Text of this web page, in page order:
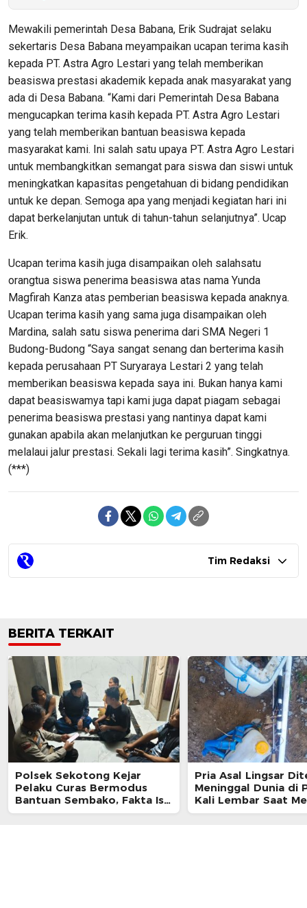
Mewakili pemerintah Desa Babana, Erik Sudrajat selaku
sekertaris Desa Babana meyampaikan ucapan terima kasih
kepada PT. Astra Agro Lestari yang telah memberikan
beasiswa prestasi akademik kepada anak masyarakat yang
ada di Desa Babana. “Kami dari Pemerintah Desa Babana
mengucapkan terima kasih kepada PT. Astra Agro Lestari
yang telah memberikan bantuan beasiswa kepada
masyarakat kami. Ini salah satu upaya PT. Astra Agro Lestari
untuk membangkitkan semangat para siswa dan siswi untuk
meningkatkan kapasitas pengetahuan di bidang pendidikan
untuk ke depan. Semoga apa yang menjadi kegiatan hari ini
dapat berkelanjutan untuk di tahun-tahun selanjutnya”. Ucap
Erik.
Ucapan terima kasih juga disampaikan oleh salahsatu
orangtua siswa penerima beasiswa atas nama Yunda
Magfirah Kanza atas pemberian beasiswa kepada anaknya.
Ucapan terima kasih yang sama juga disampaikan oleh
Mardina, salah satu siswa penerima dari SMA Negeri 1
Budong-Budong “Saya sangat senang dan berterima kasih
kepada perusahaan PT Suryaraya Lestari 2 yang telah
memberikan beasiswa kepada saya ini. Bukan hanya kami
dapat beasiswamya tapi kami juga dapat piagam sebagai
penerima beasiswa prestasi yang nantinya dapat kami
gunakan apabila akan melanjutkan ke perguruan tinggi
melalaui jalur prestasi. Sekali lagi terima kasih”. Singkatnya.
(***)
Tim Redaksi
BERITA TERKAIT
Polsek Sekotong Kejar
Pelaku Curas Bermodus
Bantuan Sembako, Fakta Isu
Penculikan Terungkap
Pria Asal Lingsar
Meninggal Dunia di
Kali Lembar Saat
Belut